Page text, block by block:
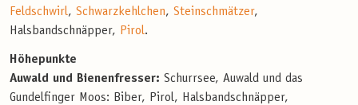
Feldschwirl, Schwarzkehlchen, Steinschmätzer,
Halsbandschnäpper, Pirol.
Höhepunkte
Auwald und Bienenfresser: Schurrsee, Auwald und das
Gundelfinger Moos: Biber, Pirol, Halsbandschnäpper,